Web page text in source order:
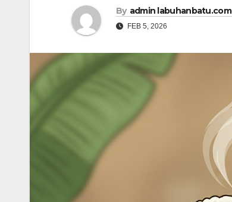
By admin labuhanbatu.com
FEB 5, 2026